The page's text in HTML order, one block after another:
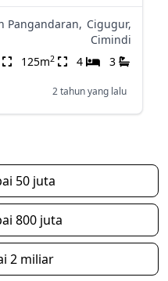
Pangandaran, Cigugur,
Cimindi
125m2 4 3
2 tahun yang lalu
50 juta
800 juta
2 miliar